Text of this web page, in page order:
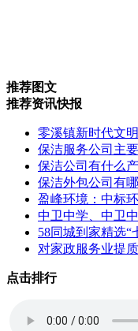
推荐图文
推荐资讯快报
零溪镇新时代文
保洁服务公司主
保洁公司有什么
保洁外包公司有
盈峰环境：中标
中卫中学、中卫
58同城到家精选
对家政服务业提
点击排行